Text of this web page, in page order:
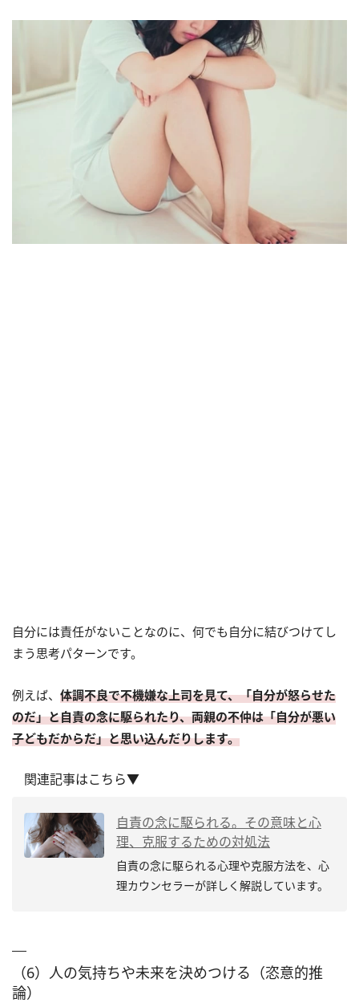
自分には責任がないことなのに、何でも自分に結びつけてし
まう思考パターンです。
例えば、 体調不良で不機嫌な上司を見て、「自分が怒らせた
のだ」と自責の念に駆られたり、両親の不仲は「自分が悪い
子どもだからだ」と思い込んだりします。
関連記事はこちら▼
自責の念に駆られる。その意味と心
理、克服するための対処法
自責の念に駆られる心理や克服方法を、心
理カウンセラーが詳しく解説しています。
（6）人の気持ちや未来を決めつける（恣意的推
論）